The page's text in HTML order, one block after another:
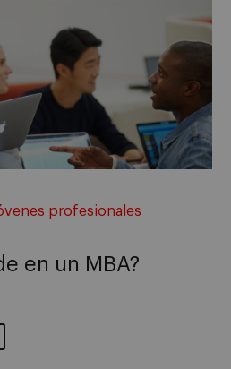
profesionales
en un MBA?